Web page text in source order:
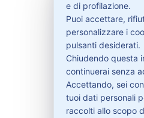
e di profilazione.
Puoi accettare,
personalizzare i
pulsanti desiderati.
Chiudendo questa
continuerai senza
Accettando, sei
tuoi dati personali
raccolti allo scopo